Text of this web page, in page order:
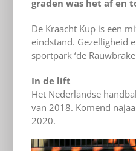
graden was het af en
De Kraacht Kup is een
eindstand. Gezelligheid
sportpark ‘de
In de lift
Het Nederlandse
van 2018. Komend
2020.